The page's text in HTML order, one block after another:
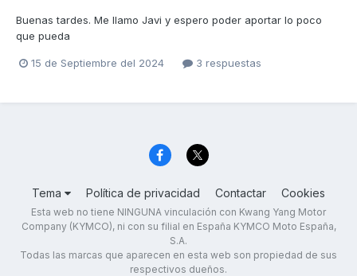
Buenas tardes. Me llamo Javi y espero poder aportar lo poco
que pueda
15 de Septiembre del 2024 3 respuestas
Tema Política de privacidad Contactar Cookies
Esta web no tiene NINGUNA vinculación con Kwang Yang Motor
Company (KYMCO), ni con su filial en España KYMCO Moto España,
S.A.
Todas las marcas que aparecen en esta web son propiedad de sus
respectivos dueños.